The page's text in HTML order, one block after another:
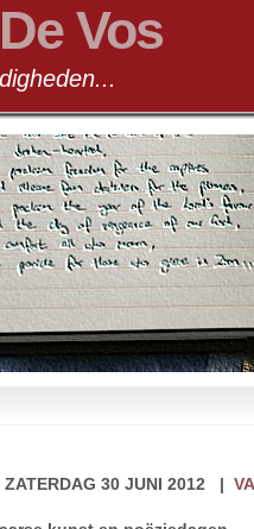
De Vos
ZATERDAG 30 JUNI 2012 |